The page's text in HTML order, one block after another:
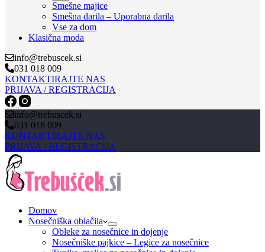
Smešne majice
Smešna darila – Uporabna darila
Vse za dom
Klasična moda
info@trebuscek.si
031 018 009
KONTAKTIRAJTE NAS
PRIJAVA / REGISTRACIJA
info@trebuscek.si
031 018 009
KONTAKTIRAJTE NAS
PRIJAVA / REGISTRACIJA
Domov
Nosečniška oblačila
Obleke za nosečnice in dojenje
Nosečniške pajkice – Legice za nosečnice